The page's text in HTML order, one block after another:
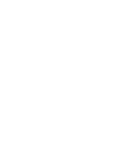
dagen stond